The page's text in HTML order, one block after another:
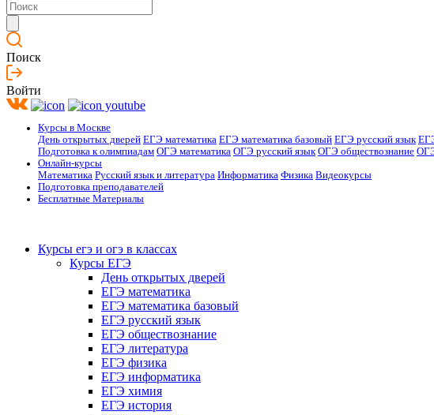
Поиск
Войти
Курсы в Москве
День открытых дверей ЕГЭ математика ЕГЭ математика базовый ЕГЭ русский язык
Подготовка к олимпиадам ОГЭ математика ОГЭ русский язык ОГЭ обществознание
Онлайн-курсы
Математика Русский язык и литература Информатика Физика Видеокурсы
Подготовка преподавателей
Бесплатные Материалы
Курсы егэ и огэ в классах
Курсы ЕГЭ
День открытых дверей
ЕГЭ математика
ЕГЭ математика базовый
ЕГЭ русский язык
ЕГЭ обществознание
ЕГЭ литература
ЕГЭ физика
ЕГЭ информатика
ЕГЭ химия
ЕГЭ история